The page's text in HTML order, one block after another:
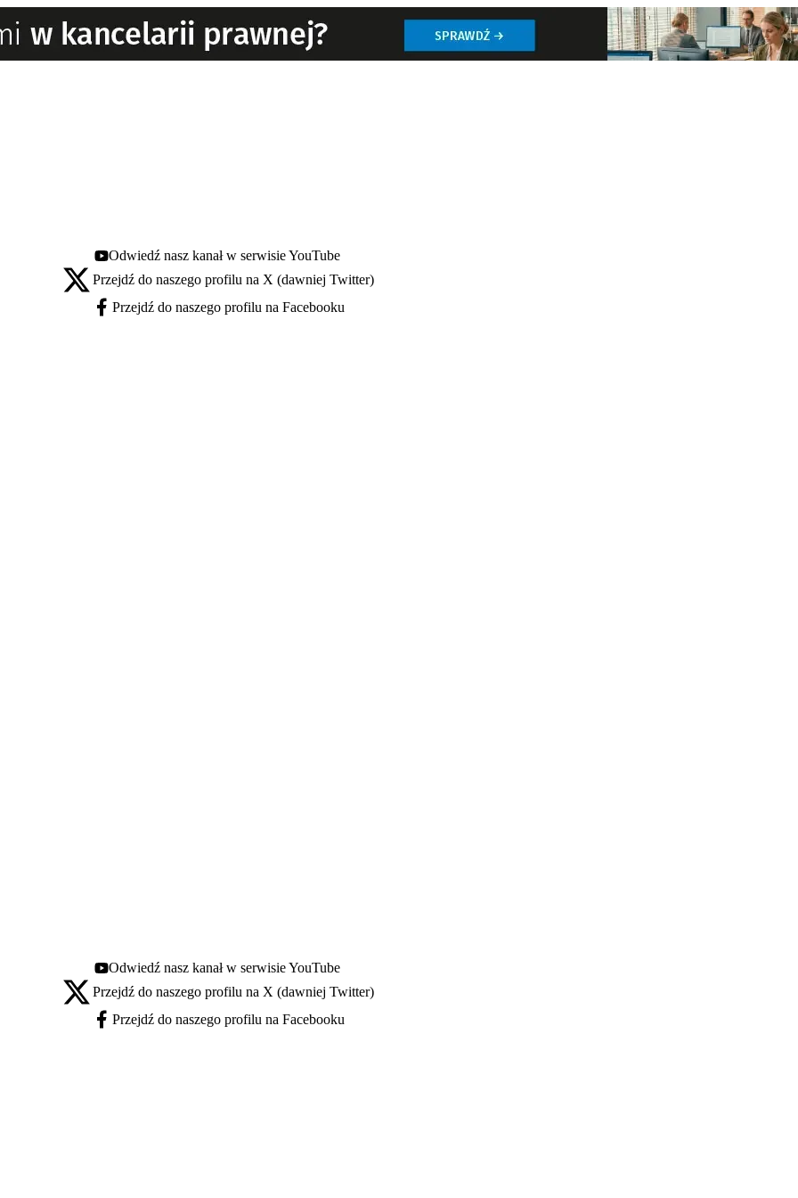
Youtube - otwiera się w nowej karcie
Odwiedź nasz kanał w serwisie YouTube
X - otwiera się w nowej karcie
Przejdź do naszego profilu na X (dawniej Twitter)
Facebook - otwiera się w nowej karcie
Przejdź do naszego profilu na Facebooku
Youtube - otwiera się w nowej karcie
Odwiedź nasz kanał w serwisie YouTube
X - otwiera się w nowej karcie
Przejdź do naszego profilu na X (dawniej Twitter)
Facebook - otwiera się w nowej karcie
Przejdź do naszego profilu na Facebooku